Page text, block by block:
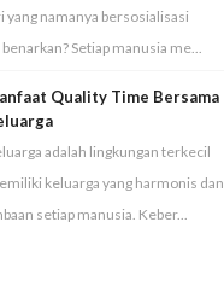
yang namanya bersosialisasi
Setiap manusia me...
Quality Time Bersama
adalah lingkungan terkecil
keluarga yang harmonis dan
setiap manusia. Keber...